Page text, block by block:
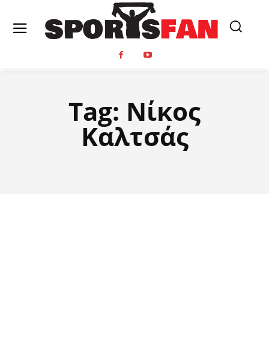
Tag: Νίκος
Καλτσάς